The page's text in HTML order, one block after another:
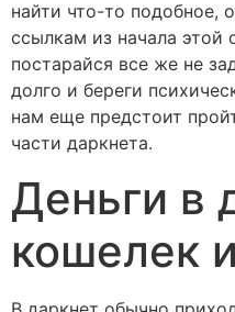
найти что-то подобное,
ссылкам из начала этой
постарайся все же не
долго и береги
нам еще предстоит
части даркнета.
Деньги в
кошелек